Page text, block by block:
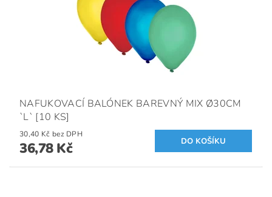
NAFUKOVACÍ BALÓNEK BAREVNÝ MIX Ø30CM
`L` [10 KS]
30,40 Kč bez DPH
36,78 Kč